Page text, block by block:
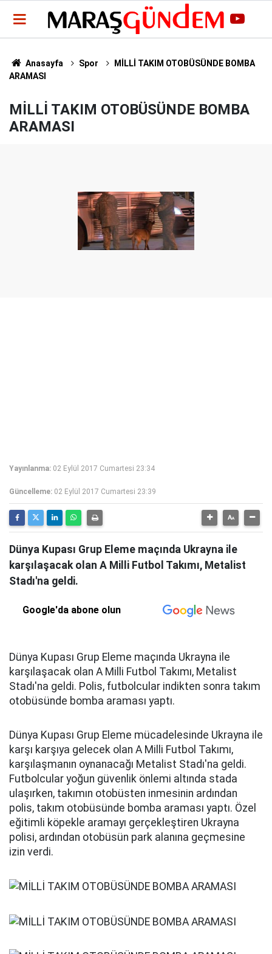
Anasayfa Spor
MİLLİ TAKIM OTOBÜSÜNDE BOMBA
ARAMASI
MİLLİ TAKIM OTOBÜSÜNDE BOMBA
ARAMASI
Yayınlanma: 02 Eylül 2017 Cumartesi 23:34
Güncelleme: 02 Eylül 2017 Cumartesi 23:39
Dünya Kupası Grup Eleme maçında Ukrayna ile
karşılaşacak olan A Milli Futbol Takımı, Metalist
Stadı'na geldi.
Google'da abone olun
Dünya Kupası Grup Eleme maçında Ukrayna ile
karşılaşacak olan A Milli Futbol Takımı, Metalist
Stadı'na geldi. Polis, futbolcular indikten sonra takım
otobüsünde bomba araması yaptı.
Dünya Kupası Grup Eleme mücadelesinde Ukrayna ile
karşı karşıya gelecek olan A Milli Futbol Takımı,
karşılaşmanın oynanacağı Metalist Stadı'na geldi.
Futbolcular yoğun güvenlik önlemi altında stada
ulaşırken, takımın otobüsten inmesinin ardından
polis, takım otobüsünde bomba araması yaptı. Özel
eğitimli köpekle aramayı gerçekleştiren Ukrayna
polisi, ardından otobüsün park alanına geçmesine
izin verdi.